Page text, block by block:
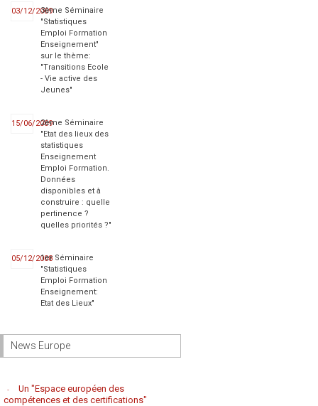
03/12/20093ème Séminaire
"Statistiques
Emploi Formation
Enseignement"
sur le thème:
"Transitions Ecole
- Vie active des
Jeunes"
15/06/20092ème Séminaire
"Etat des lieux des
statistiques
Enseignement
Emploi Formation.
Données
disponibles et à
construire : quelle
pertinence ?
quelles priorités ?"
05/12/20081er Séminaire
"Statistiques
Emploi Formation
Enseignement:
Etat des Lieux"
News Europe
Un "Espace européen des
compétences et des certifications"